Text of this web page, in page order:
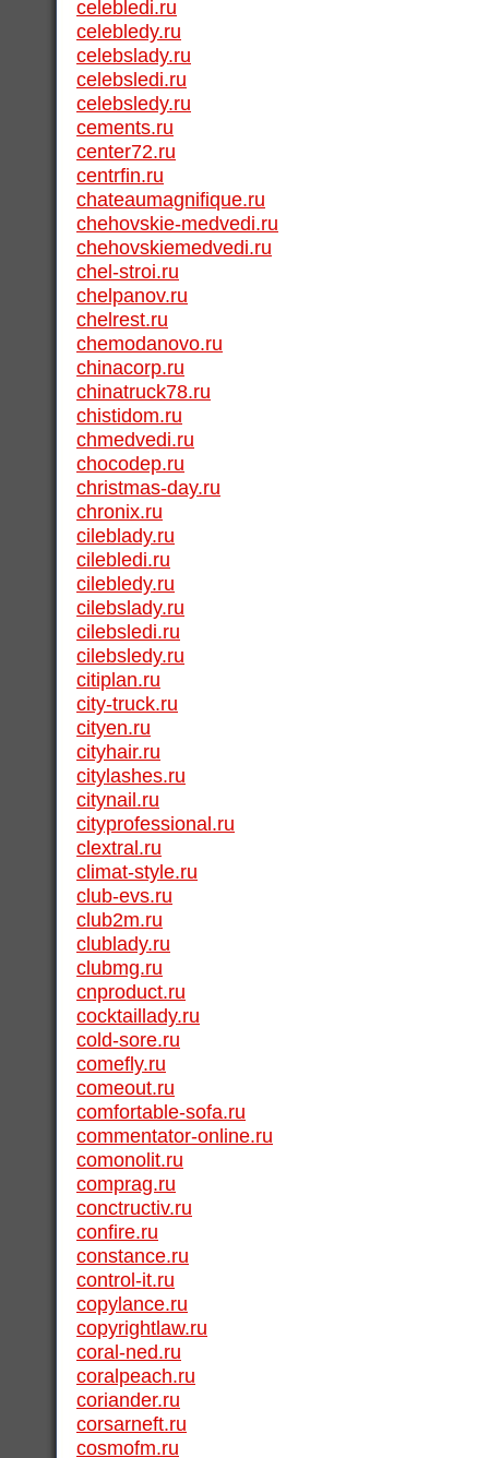
celebledi.ru
celebledy.ru
celebslady.ru
celebsledi.ru
celebsledy.ru
cements.ru
center72.ru
centrfin.ru
chateaumagnifique.ru
chehovskie-medvedi.ru
chehovskiemedvedi.ru
chel-stroi.ru
chelpanov.ru
chelrest.ru
chemodanovo.ru
chinacorp.ru
chinatruck78.ru
chistidom.ru
chmedvedi.ru
chocodep.ru
christmas-day.ru
chronix.ru
cileblady.ru
cilebledi.ru
cilebledy.ru
cilebslady.ru
cilebsledi.ru
cilebsledy.ru
citiplan.ru
city-truck.ru
cityen.ru
cityhair.ru
citylashes.ru
citynail.ru
cityprofessional.ru
clextral.ru
climat-style.ru
club-evs.ru
club2m.ru
clublady.ru
clubmg.ru
cnproduct.ru
cocktaillady.ru
cold-sore.ru
comefly.ru
comeout.ru
comfortable-sofa.ru
commentator-online.ru
comonolit.ru
comprag.ru
conctructiv.ru
confire.ru
constance.ru
control-it.ru
copylance.ru
copyrightlaw.ru
coral-ned.ru
coralpeach.ru
coriander.ru
corsarneft.ru
cosmofm.ru